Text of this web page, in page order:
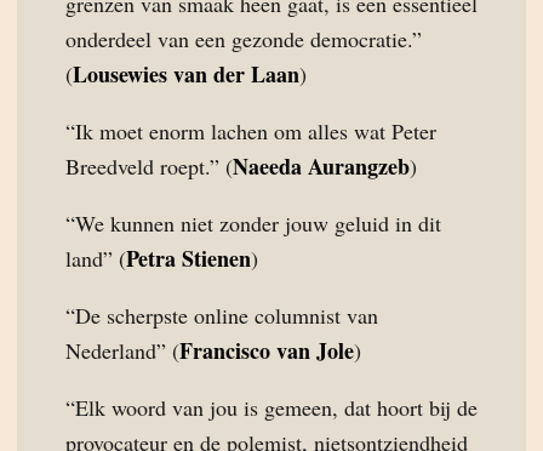
onderdeel van een gezonde democratie.”
(Lousewies van der Laan)
“Ik moet enorm lachen om alles wat Peter
Breedveld roept.” (Naeeda Aurangzeb)
“We kunnen niet zonder jouw geluid in dit
land” (Petra Stienen)
“De scherpste online columnist van
Nederland” (Francisco van Jole)
“Elk woord van jou is gemeen, dat hoort bij de
provocateur en de polemist, nietsontziendheid